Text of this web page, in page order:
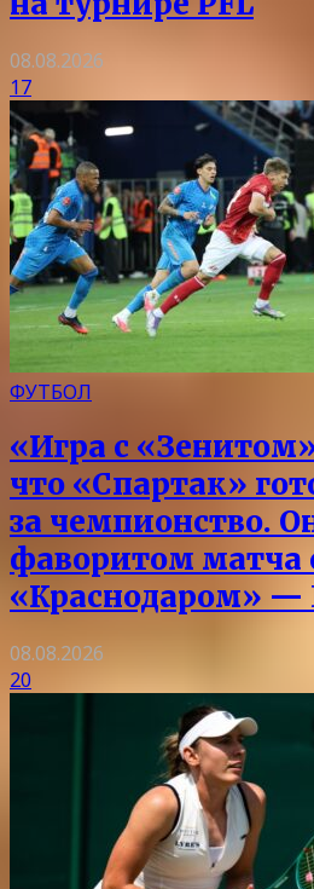
08.08.2026
17
ФУТБОЛ
«Игра с
что «Спартак»
за чемпионство.
фаворитом матча
«Краснодаром» —
08.08.2026
20